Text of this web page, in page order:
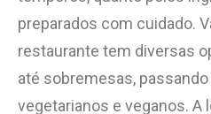
preparados com cuidado.
restaurante tem diversas
até sobremesas,
vegetarianos e veganos. A